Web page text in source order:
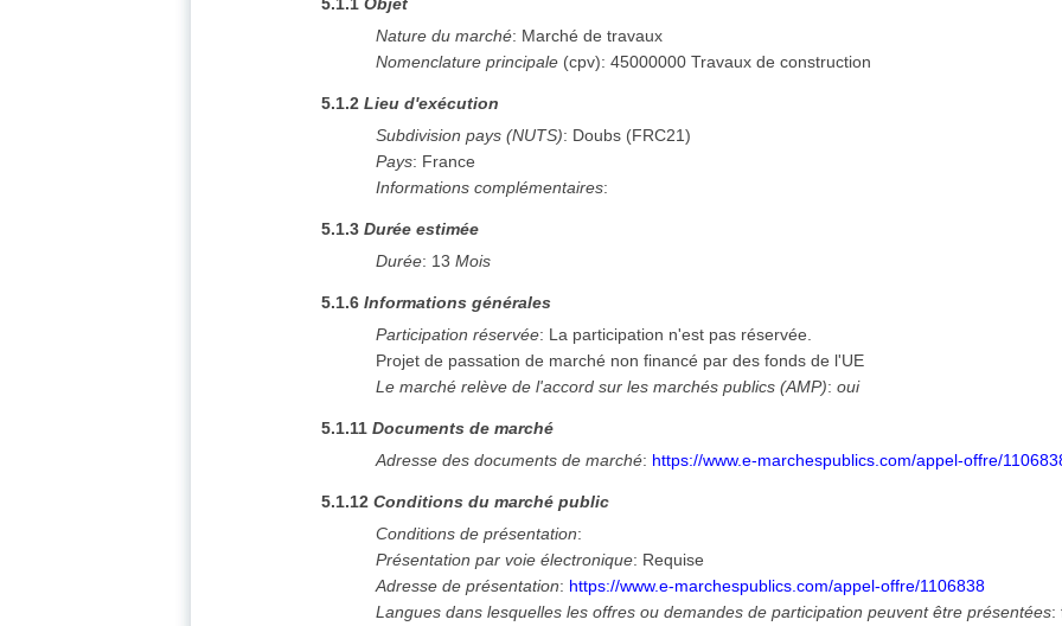
5.1.1Objet
Nature du marché: Marché de travaux
Nomenclature principale (cpv):45000000 Travaux de construction
5.1.2Lieu d'exécution
Subdivision pays (NUTS): Doubs (FRC21)
Pays: France
Informations complémentaires:
5.1.3Durée estimée
Durée: 13 Mois
5.1.6Informations générales
Participation réservée: La participation n'est pas réservée.
Projet de passation de marché non financé par des fonds de l'UE
Le marché relève de l'accord sur les marchés publics (AMP):oui
5.1.11Documents de marché
Adresse des documents de marché: https://www.e-marchespublics.com/appel-offre/
5.1.12Conditions du marché public
Conditions de présentation:
Présentation par voie électronique: Requise
Adresse de présentation: https://www.e-marchespublics.com/appel-offre/1106838
Langues dans lesquelles les offres ou demandes de participation peuvent être présentées: